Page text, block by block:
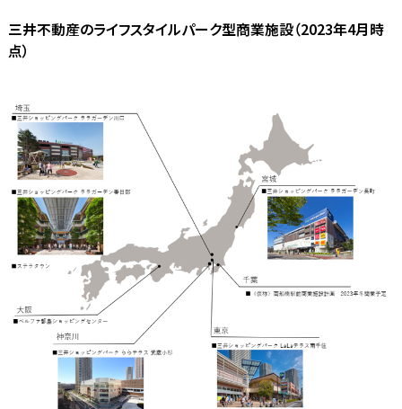
三井不動産のライフスタイルパーク型商業施設（2023年4月時
点）